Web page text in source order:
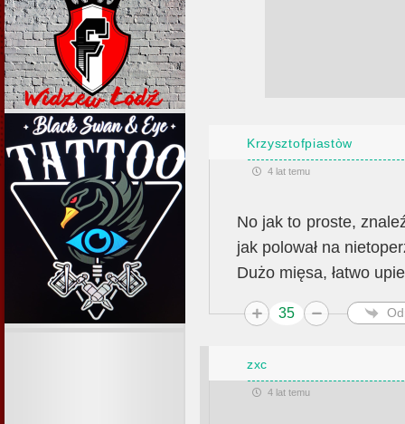
Krzysztofpiastòw
4 lat temu
No jak to proste,
jak polował na
Dużo mięsa, łatwo
35
zxc
4 lat temu